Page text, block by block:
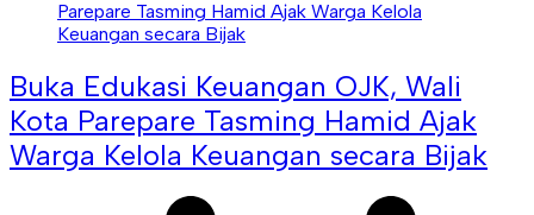
Buka Edukasi Keuangan OJK, Wali
Kota Parepare Tasming Hamid Ajak
Warga Kelola Keuangan secara Bijak